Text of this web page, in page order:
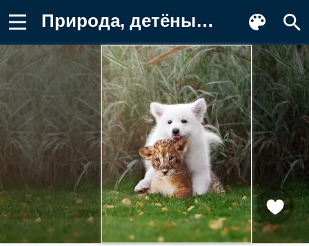
Природа, детёныш, котенок, леопард Заставка на телефон